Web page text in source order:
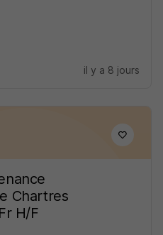
il y a 8 jours
Chartres
H/F